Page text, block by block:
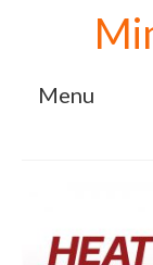
Menu
Mimaki